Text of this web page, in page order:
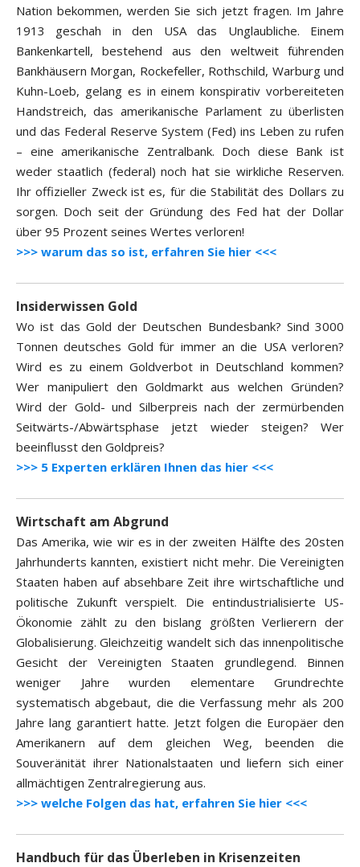
Nation bekommen, werden Sie sich jetzt fragen. Im Jahre
1913 geschah in den USA das Unglaubliche. Einem
Bankenkartell, bestehend aus den weltweit führenden
Bankhäusern Morgan, Rockefeller, Rothschild, Warburg und
Kuhn-Loeb, gelang es in einem konspirativ vorbereiteten
Handstreich, das amerikanische Parlament zu überlisten
und das Federal Reserve System (Fed) ins Leben zu rufen
– eine amerikanische Zentralbank. Doch diese Bank ist
weder staatlich (federal) noch hat sie wirkliche Reserven.
Ihr offizieller Zweck ist es, für die Stabilität des Dollars zu
sorgen. Doch seit der Gründung des Fed hat der Dollar
über 95 Prozent seines Wertes verloren!
>>> warum das so ist, erfahren Sie hier <<<
Insiderwissen Gold
Wo ist das Gold der Deutschen Bundesbank? Sind 3000
Tonnen deutsches Gold für immer an die USA verloren?
Wird es zu einem Goldverbot in Deutschland kommen?
Wer manipuliert den Goldmarkt aus welchen Gründen?
Wird der Gold- und Silberpreis nach der zermürbenden
Seitwärts-/Abwärtsphase jetzt wieder steigen? Wer
beeinflusst den Goldpreis?
>>> 5 Experten erklären Ihnen das hier <<<
Wirtschaft am Abgrund
Das Amerika, wie wir es in der zweiten Hälfte des 20sten
Jahrhunderts kannten, existiert nicht mehr. Die Vereinigten
Staaten haben auf absehbare Zeit ihre wirtschaftliche und
politische Zukunft verspielt. Die entindustrialisierte US-
Ökonomie zählt zu den bislang größten Verlierern der
Globalisierung. Gleichzeitig wandelt sich das innenpolitische
Gesicht der Vereinigten Staaten grundlegend. Binnen
weniger Jahre wurden elementare Grundrechte
systematisch abgebaut, die die Verfassung mehr als 200
Jahre lang garantiert hatte. Jetzt folgen die Europäer den
Amerikanern auf dem gleichen Weg, beenden die
Souveränität ihrer Nationalstaaten und liefern sich einer
allmächtigen Zentralregierung aus.
>>> welche Folgen das hat, erfahren Sie hier <<<
Handbuch für das Überleben in Krisenzeiten